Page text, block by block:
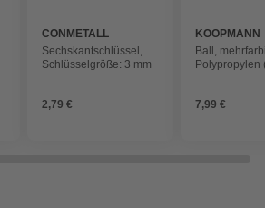
CONMETALL
Sechskantschlüssel,
Schlüsselgröße: 3 mm
2,79 €
KOOPMANN
Ball,
Polypropylen
7,99 €